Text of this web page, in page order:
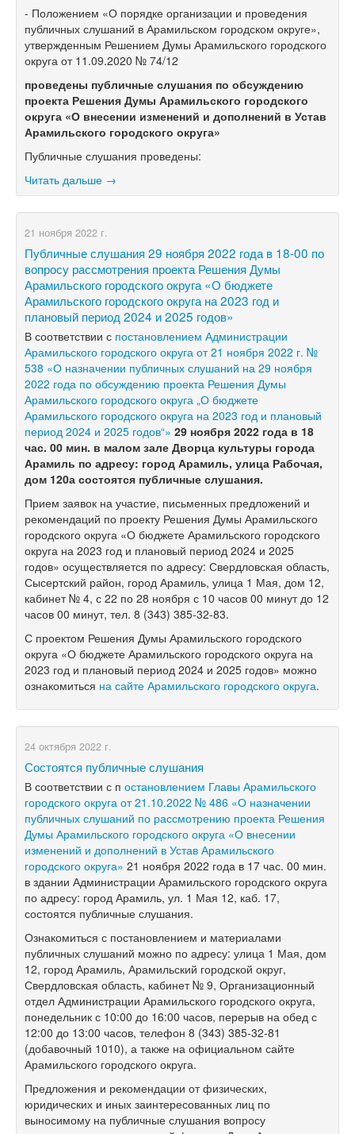
- Положением «О порядке организации и проведения
публичных слушаний в Арамильском городском округе»,
утвержденным Решением Думы Арамильского городского
округа от 11.09.2020 № 74/12
проведены публичные слушания по обсуждению
проекта Решения Думы Арамильского городского
округа «О внесении изменений и дополнений в Устав
Арамильского городского округа»
Публичные слушания проведены:
Читать дальше →
21 ноября 2022 г.
Публичные слушания 29 ноября 2022 года в 18-00 по
вопросу рассмотрения проекта Решения Думы
Арамильского городского округа «О бюджете
Арамильского городского округа на 2023 год и
плановый период 2024 и 2025 годов»
В соответствии с постановлением Администрации
Арамильского городского округа от 21 ноября 2022 г. №
538 «О назначении публичных слушаний на 29 ноября
2022 года по обсуждению проекта Решения Думы
Арамильского городского округа „О бюджете
Арамильского городского округа на 2023 год и плановый
период 2024 и 2025 годов“» 29 ноября 2022 года в 18
час. 00 мин. в малом зале Дворца культуры города
Арамиль по адресу: город Арамиль, улица Рабочая,
дом 120а состоятся публичные слушания.
Прием заявок на участие, письменных предложений и
рекомендаций по проекту Решения Думы Арамильского
городского округа «О бюджете Арамильского городского
округа на 2023 год и плановый период 2024 и 2025
годов» осуществляется по адресу: Свердловская область,
Сысертский район, город Арамиль, улица 1 Мая, дом 12,
кабинет № 4, с 22 по 28 ноября с 10 часов 00 минут до 12
часов 00 минут, тел. 8 (343) 385-32-83.
С проектом Решения Думы Арамильского городского
округа «О бюджете Арамильского городского округа на
2023 год и плановый период 2024 и 2025 годов» можно
ознакомиться на сайте Арамильского городского округа.
24 октября 2022 г.
Состоятся публичные слушания
В соответствии с п остановлением Главы Арамильского
городского округа от 21.10.2022 № 486 «О назначении
публичных слушаний по рассмотрению проекта Решения
Думы Арамильского городского округа «О внесении
изменений и дополнений в Устав Арамильского
городского округа» 21 ноября 2022 года в 17 час. 00 мин.
в здании Администрации Арамильского городского округа
по адресу: город Арамиль, ул. 1 Мая 12, каб. 17,
состоятся публичные слушания.
Ознакомиться с постановлением и материалами
публичных слушаний можно по адресу: улица 1 Мая, дом
12, город Арамиль, Арамильский городской округ,
Свердловская область, кабинет № 9, Организационный
отдел Администрации Арамильского городского округа,
понедельник с 10:00 до 16:00 часов, перерыв на обед с
12:00 до 13:00 часов, телефон 8 (343) 385-32-81
(добавочный 1010), а также на официальном сайте
Арамильского городского округа.
Предложения и рекомендации от физических,
юридических и иных заинтересованных лиц по
выносимому на публичные слушания вопросу